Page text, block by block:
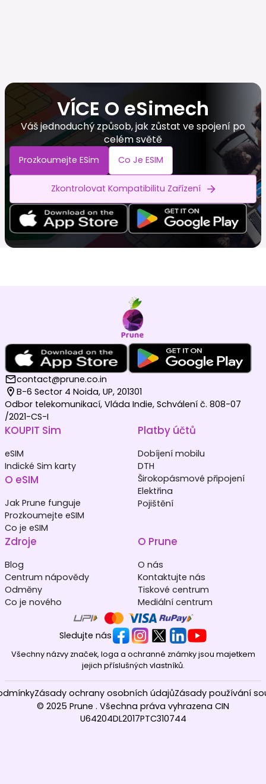
VÍCE O eSimech
Váš jednoduchý způsob, jak zůstat ve spojení po
celém světě
Prozkoumejte ESim Co Je ESIM
Zkontrolovat Kompatibilitu Zařízení
contact@prune.co.in
B-6 Sector 4 Noida, UP, 201301
Odbor telekomunikací, Vláda Indie, Schválení č. 808-07
/2021-CS-I
KOUPIT Sim
eSIM
Indické Sim karty
O eSIM
Jak Prune funguje
Prozkoumejte eSIM
Co je eSIM
Platby účtů
Dobíjení mobilu
DTH
Širokopásmové připojení
Elektřina
Pojištění
Zdroje
Blog
Centrum nápovědy
Odměny
Co je nového
O Prune
O nás
Kontaktujte nás
Tiskové centrum
Mediální centrum
Sledujte nás
Všechny názvy značek, loga a ochranné známky jsou majetkem
jejich příslušných vlastníků.
© 2025 Prune . Všechna práva vyhrazena CIN
U64204DL2017PTC310744
Zásady ochrany osobních údajůZásady používání